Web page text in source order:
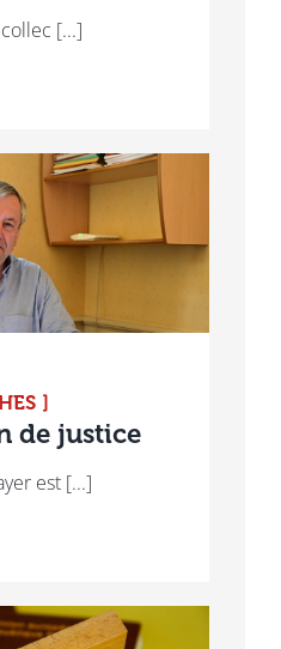
[...]
]
de justice
est [...]